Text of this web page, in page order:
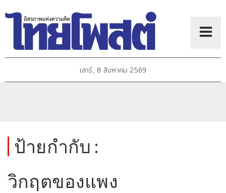
เสาร์, 8 สิงหาคม 2569
ป้ายกำกับ :
วิกฤตของแพง